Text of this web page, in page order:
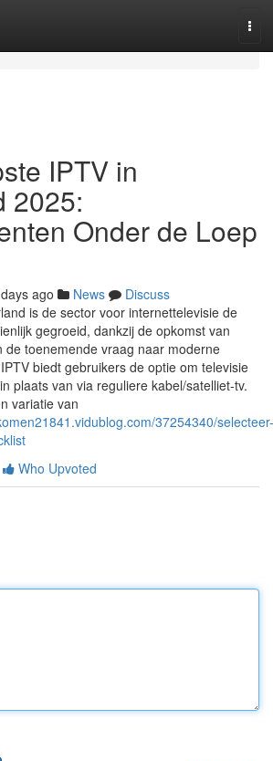
IPTV in
2025:
Onder de Loep
ago News
Discuss
is de sector voor internettelevisie de
gegroeid, dankzij de opkomst van
de toenemende vraag naar moderne
biedt gebruikers de optie om televisie
plaats van via reguliere kabel/satelliet-tv.
variatie van
37254340/selecteer-
Who Upvoted